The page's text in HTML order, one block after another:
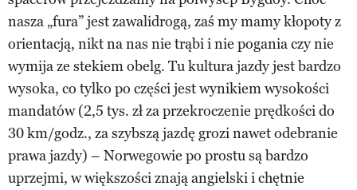
nasza „fura” jest zawalidrogą, zaś my mamy kłopoty z
orientacją, nikt na nas nie trąbi i nie pogania czy nie
wymija ze stekiem obelg. Tu kultura jazdy jest bardzo
wysoka, co tylko po części jest wynikiem wysokości
mandatów (2,5 tys. zł za przekroczenie prędkości do
30 km/godz., za szybszą jazdę grozi nawet odebranie
prawa jazdy) – Norwegowie po prostu są bardzo
uprzejmi, w większości znają angielski i chętnie